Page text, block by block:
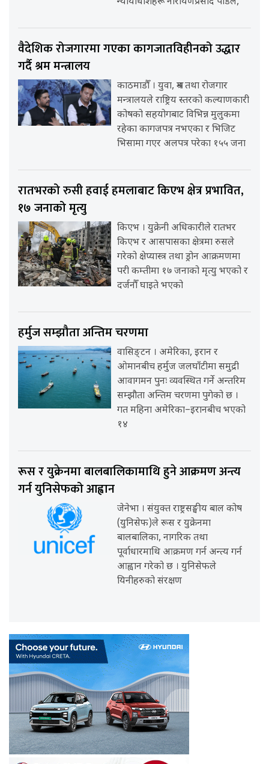
वैदेशिक रोजगारमा गएका कागजातविहीनको उद्धार
गर्दै श्रम मन्त्रालय
काठमाडौँ । युवा, श्रम तथा रोजगार
मन्त्रालयले राष्ट्रिय स्तरको कल्याणकारी
कोषको सहयोगबाट विभिन्न मुलुकमा
रहेका कागजपत्र नभएका र भिजिट
भिसामा गएर अलपत्र परेका १५५ जना
रातभरको रुसी हवाई हमलाबाट किएभ क्षेत्र प्रभावित,
१७ जनाको मृत्यु
किएभ । युक्रेनी अधिकारीले रातभर
किएभ र आसपासका क्षेत्रमा रुसले
गरेको क्षेप्यास्त्र तथा ड्रोन आक्रमणमा
परी कम्तीमा १७ जनाको मृत्यु भएको र
दर्जनौँ घाइते भएको
हर्मुज सम्झौता अन्तिम चरणमा
वासिङ्टन । अमेरिका, इरान र
ओमानबीच हर्मुज जलघाँटीमा समुद्री
आवागमन पुनः व्यवस्थित गर्ने अन्तरिम
सम्झौता अन्तिम चरणमा पुगेको छ ।
गत महिना अमेरिका–इरानबीच भएको
१४
रूस र युक्रेनमा बालबालिकामाथि हुने आक्रमण अन्त्य
गर्न युनिसेफको आह्वान
जेनेभा । संयुक्त राष्ट्रसङ्घीय बाल कोष
(युनिसेफ)ले रूस र युक्रेनमा
बालबालिका, नागरिक तथा
पूर्वाधारमाथि आक्रमण गर्न अन्त्य गर्न
आह्वान गरेको छ । युनिसेफले
यिनीहरुको संरक्षण